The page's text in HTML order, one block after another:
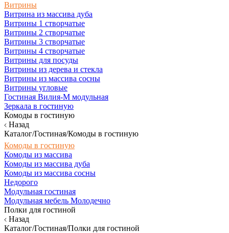
Витрины
Витрина из массива дуба
Витрины 1 створчатые
Витрины 2 створчатые
Витрины 3 створчатые
Витрины 4 створчатые
Витрины для посуды
Витрины из дерева и стекла
Витрины из массива сосны
Витрины угловые
Гостиная Вилия-М модульная
Зеркала в гостиную
Комоды в гостиную
Назад
Каталог/Гостиная/Комоды в гостиную
Комоды в гостиную
Комоды из массива
Комоды из массива дуба
Комоды из массива сосны
Недорого
Модульная гостиная
Модульная мебель Молодечно
Полки для гостиной
Назад
Каталог/Гостиная/Полки для гостиной